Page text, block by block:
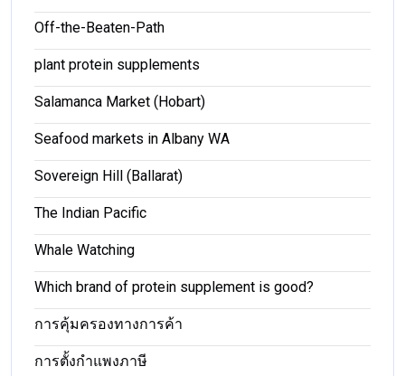
Off-the-Beaten-Path
plant protein supplements
Salamanca Market (Hobart)
Seafood markets in Albany WA
Sovereign Hill (Ballarat)
The Indian Pacific
Whale Watching
Which brand of protein supplement is good?
การคุ้มครองทางการค้า
การตั้งกำแพงภาษี